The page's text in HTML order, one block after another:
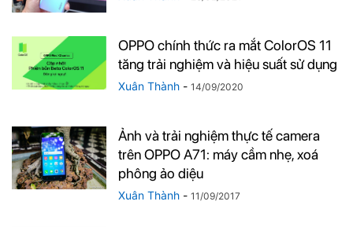
OPPO chính thức ra mắt ColorOS 11
tăng trải nghiệm và hiệu suất sử dụng
Xuân Thành - 14/09/2020
Ảnh và trải nghiệm thực tế camera
trên OPPO A71: máy cầm nhẹ, xoá
phông ảo diệu
Xuân Thành - 11/09/2017